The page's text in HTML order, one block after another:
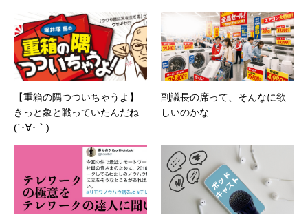
【重箱の隅つついちゃうよ】
きっと象と戦っていたんだね
(´･∀･｀)
副議長の席って、そんなに欲
しいのかな